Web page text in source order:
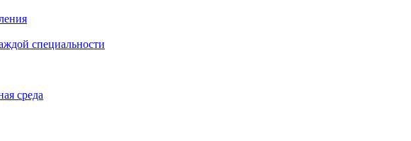
специальности
среда